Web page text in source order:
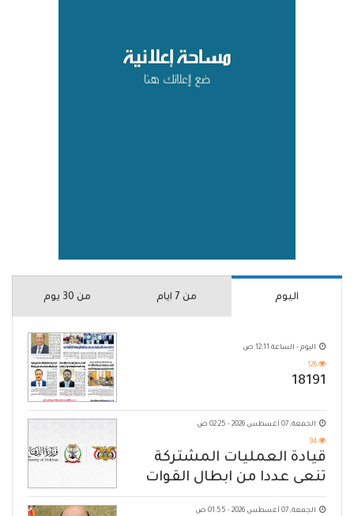
اليوم من 7 ايام من 30 يوم
اليوم - الساعة 12:11 ص
126
18191
الجمعة, 07 أغسطس 2026 - 02:25 ص
94
قيادة العمليات المشتركة
تنعى عددا من ابطال القوات
المسلحة
الجمعة, 07 أغسطس 2026 - 01:55 ص